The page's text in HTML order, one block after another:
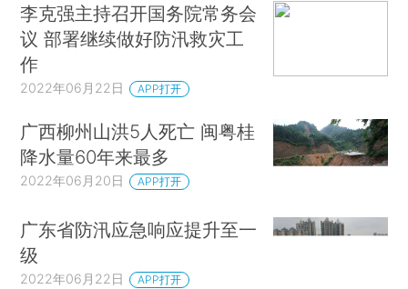
李克强主持召开国务院常务会
议 部署继续做好防汛救灾工
作
2022年06月22日 APP打开
广西柳州山洪5人死亡 闽粤桂
降水量60年来最多
2022年06月20日 APP打开
广东省防汛应急响应提升至一
级
2022年06月22日 APP打开